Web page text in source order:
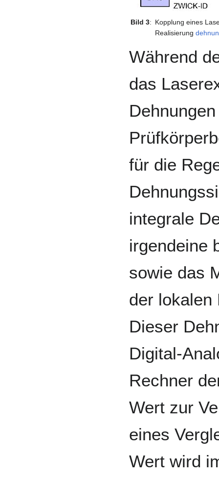
Bild 3: Kopplung eines
Realisierung
Während
das
für die
integrale
irgendeine
sowie das
der lokalen
Dieser
Digital-
Rechner
Wert zur
eines
Wert wird